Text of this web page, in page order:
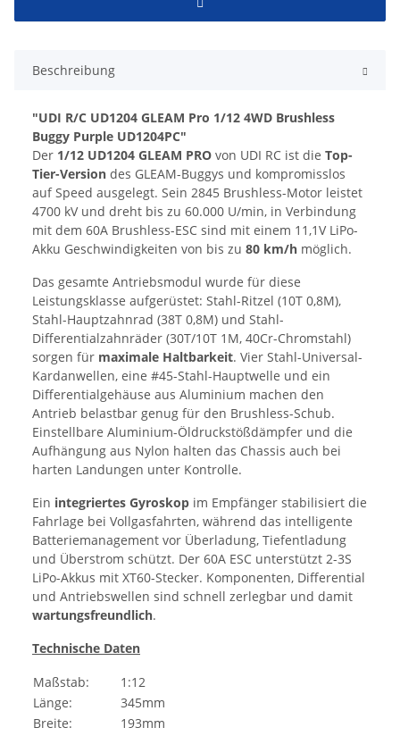
Beschreibung
"UDI R/C UD1204 GLEAM Pro 1/12 4WD Brushless
Buggy Purple UD1204PC"
Der 1/12 UD1204 GLEAM PRO von UDI RC ist die Top-
Tier-Version des GLEAM-Buggys und kompromisslos
auf Speed ausgelegt. Sein 2845 Brushless-Motor leistet
4700 kV und dreht bis zu 60.000 U/min, in Verbindung
mit dem 60A Brushless-ESC sind mit einem 11,1V LiPo-
Akku Geschwindigkeiten von bis zu 80 km/h möglich.
Das gesamte Antriebsmodul wurde für diese
Leistungsklasse aufgerüstet: Stahl-Ritzel (10T 0,8M),
Stahl-Hauptzahnrad (38T 0,8M) und Stahl-
Differentialzahnräder (30T/10T 1M, 40Cr-Chromstahl)
sorgen für maximale Haltbarkeit. Vier Stahl-Universal-
Kardanwellen, eine #45-Stahl-Hauptwelle und ein
Differentialgehäuse aus Aluminium machen den
Antrieb belastbar genug für den Brushless-Schub.
Einstellbare Aluminium-Öldruckstößdämpfer und die
Aufhängung aus Nylon halten das Chassis auch bei
harten Landungen unter Kontrolle.
Ein integriertes Gyroskop im Empfänger stabilisiert die
Fahrlage bei Vollgasfahrten, während das intelligente
Batteriemanagement vor Überladung, Tiefentladung
und Überstrom schützt. Der 60A ESC unterstützt 2-3S
LiPo-Akkus mit XT60-Stecker. Komponenten, Differential
und Antriebswellen sind schnell zerlegbar und damit
wartungsfreundlich.
Technische Daten
Maßstab:
1:12
Länge:
345mm
Breite:
193mm